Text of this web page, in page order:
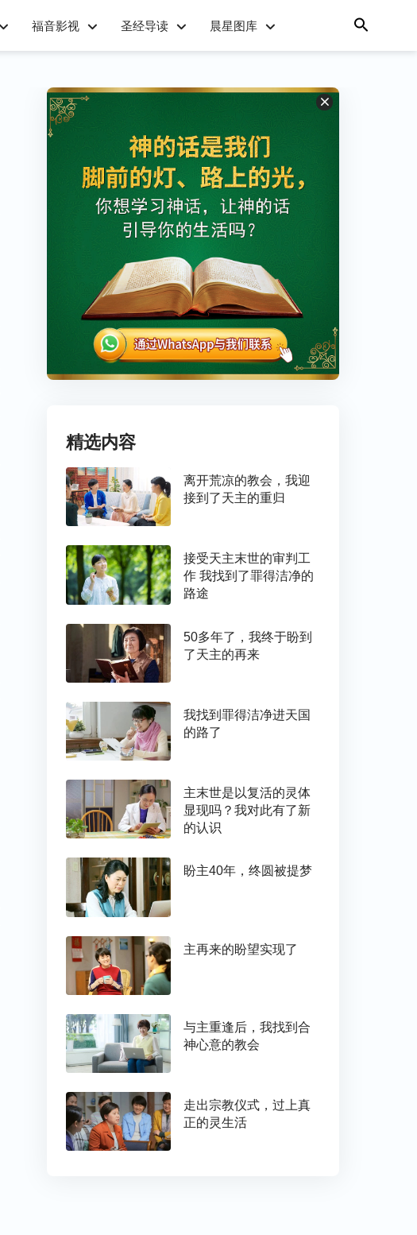
福音影视 圣经导读 晨星图库
精选内容
离开荒凉的教会，我迎
接到了天主的重归
接受天主末世的审判工
作 我找到了罪得洁净的
路途
50多年了，我终于盼到
了天主的再来
我找到罪得洁净进天国
的路了
主末世是以复活的灵体
显现吗？我对此有了新
的认识
盼主40年，终圆被提梦
主再来的盼望实现了
与主重逢后，我找到合
神心意的教会
走出宗教仪式，过上真
正的灵生活